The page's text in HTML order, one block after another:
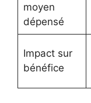
moyen
dépensé
Impact sur
bénéfice